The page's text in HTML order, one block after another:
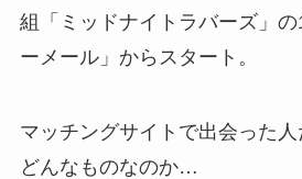
組「ミッドナイトラバーズ」
ーメール」からスタート。
マッチングサイトで出会った
どんなものなのか…